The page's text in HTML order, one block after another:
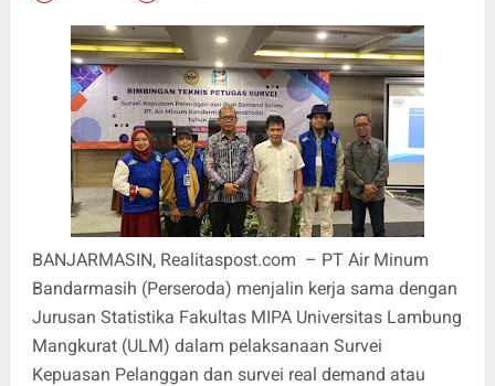
BANJARMASIN, Realitaspost.com – PT Air Minum
Bandarmasih (Perseroda) menjalin kerja sama dengan
Jurusan Statistika Fakultas MIPA Universitas Lambung
Mangkurat (ULM) dalam pelaksanaan Survei
Kepuasan Pelanggan dan survei real demand atau